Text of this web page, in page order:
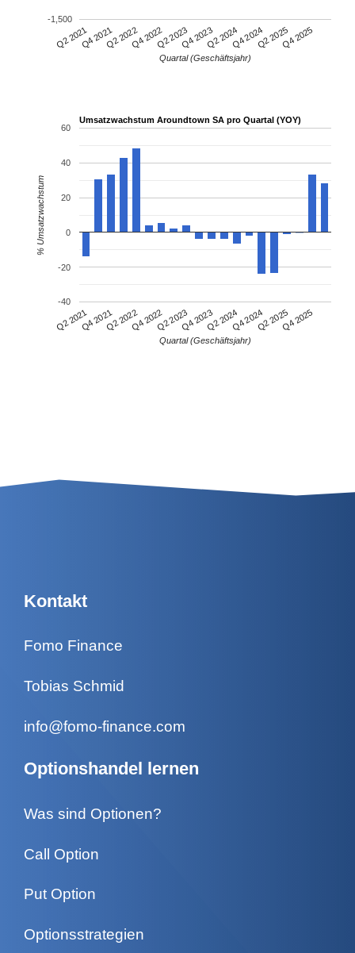
Q2 2021Q4 2021Q2 2022Q4 2022Q2 2023Q4 2023Q2 2024Q4 2024Q2 2025Q4 2025
-1,500
Quartal (Geschäftsjahr)
Umsatzwachstum Aroundtown SA pro Quartal (YOY)
Q2 2021Q4 2021Q2 2022Q4 2022Q2 2023Q4 2023Q2 2024Q4 2024Q2 2025Q4 2025
-40
-20
0
20
40
60
Quartal (Geschäftsjahr)
% Umsatzwachstum
Kontakt
Fomo Finance
Tobias Schmid
info@fomo-finance.com
Optionshandel lernen
Was sind Optionen?
Call Option
Put Option
Optionsstrategien